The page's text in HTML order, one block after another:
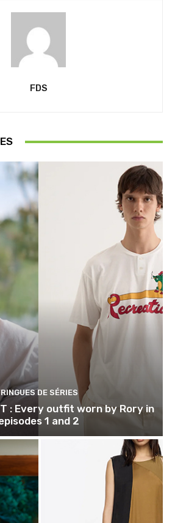
FDS
DE SÉRIES
: Every outfit worn by Rory in
1 and 2